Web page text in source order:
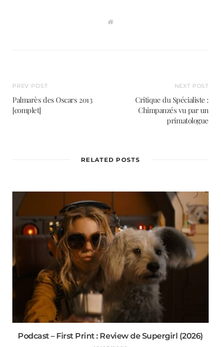
W
PREV POST
Palmarès des Oscars 2013
[complet]
NEXT POST
Critique du Spécialiste :
Chimpanzés vu par un
primatologue
RELATED POSTS
Podcast – First Print : Review de Supergirl (2026)